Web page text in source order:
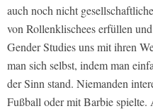
auch noch nicht
von Rollenklischees erfüllen
Gender Studies uns mit ihren
man sich selbst, indem man
der Sinn stand. Niemanden
Fußball oder mit Barbie spielte.